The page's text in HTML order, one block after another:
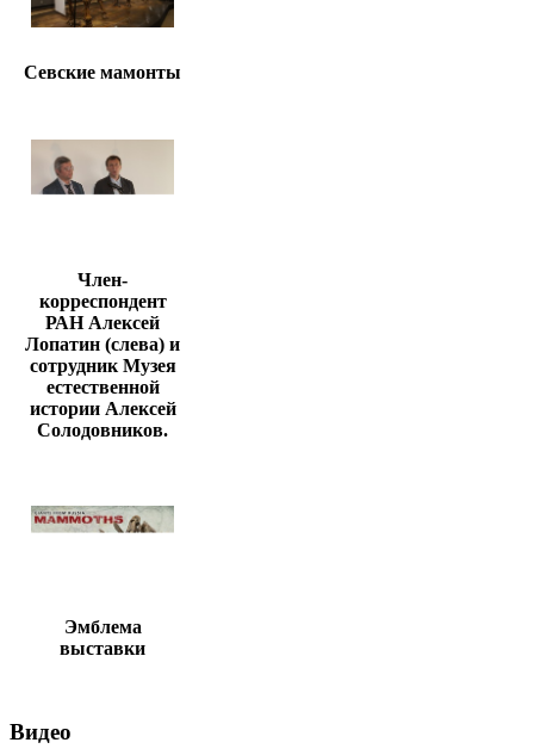
Севские мамонты
Член-
корреспондент
РАН Алексей
Лопатин (слева) и
сотрудник Музея
естественной
истории Алексей
Солодовников.
Эмблема
выставки
Видео